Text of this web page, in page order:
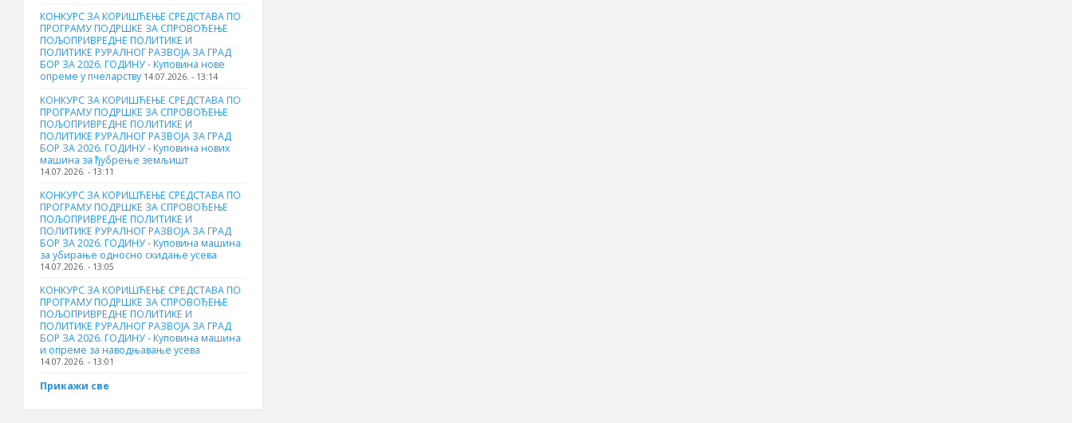
КОНКУРС ЗА КОРИШЋЕЊЕ СРЕДСТАВА ПО
ПРОГРАМУ ПОДРШКЕ ЗА СПРОВОЂЕЊЕ
ПОЉОПРИВРЕДНЕ ПОЛИТИКЕ И
ПОЛИТИКЕ РУРАЛНОГ РАЗВОЈА ЗА ГРАД
БОР ЗА 2026. ГОДИНУ - Куповина нове
опреме у пчеларству 14.07.2026. - 13:14
КОНКУРС ЗА КОРИШЋЕЊЕ СРЕДСТАВА ПО
ПРОГРАМУ ПОДРШКЕ ЗА СПРОВОЂЕЊЕ
ПОЉОПРИВРЕДНЕ ПОЛИТИКЕ И
ПОЛИТИКЕ РУРАЛНОГ РАЗВОЈА ЗА ГРАД
БОР ЗА 2026. ГОДИНУ - Куповина нових
машина за ђубрење земљишт
14.07.2026. - 13:11
КОНКУРС ЗА КОРИШЋЕЊЕ СРЕДСТАВА ПО
ПРОГРАМУ ПОДРШКЕ ЗА СПРОВОЂЕЊЕ
ПОЉОПРИВРЕДНЕ ПОЛИТИКЕ И
ПОЛИТИКЕ РУРАЛНОГ РАЗВОЈА ЗА ГРАД
БОР ЗА 2026. ГОДИНУ - Куповинa машина
за убирање односно скидање усева
14.07.2026. - 13:05
КОНКУРС ЗА КОРИШЋЕЊЕ СРЕДСТАВА ПО
ПРОГРАМУ ПОДРШКЕ ЗА СПРОВОЂЕЊЕ
ПОЉОПРИВРЕДНЕ ПОЛИТИКЕ И
ПОЛИТИКЕ РУРАЛНОГ РАЗВОЈА ЗА ГРАД
БОР ЗА 2026. ГОДИНУ - Куповина машина
и опреме за наводњавање усева
14.07.2026. - 13:01
Прикажи све